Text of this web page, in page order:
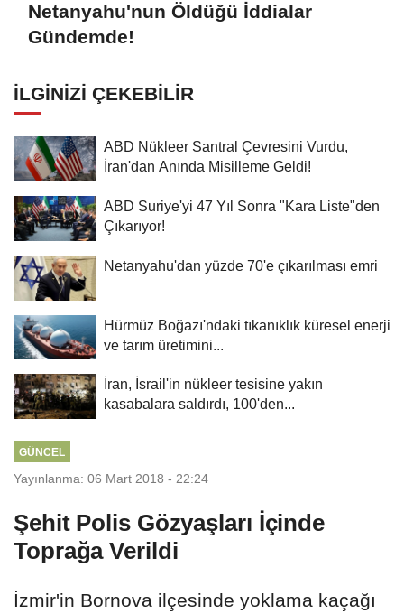
Netanyahu'nun Öldüğü İddialar
Gündemde!
İLGINIZI ÇEKEBILIR
ABD Nükleer Santral Çevresini Vurdu,
İran'dan Anında Misilleme Geldi!
ABD Suriye'yi 47 Yıl Sonra "Kara Liste"den
Çıkarıyor!
Netanyahu'dan yüzde 70'e çıkarılması emri
Hürmüz Boğazı'ndaki tıkanıklık küresel enerji
ve tarım üretimini...
İran, İsrail'in nükleer tesisine yakın
kasabalara saldırdı, 100'den...
GÜNCEL
Yayınlanma: 06 Mart 2018 - 22:24
Şehit Polis Gözyaşları İçinde
Toprağa Verildi
İzmir'in Bornova ilçesinde yoklama kaçağı